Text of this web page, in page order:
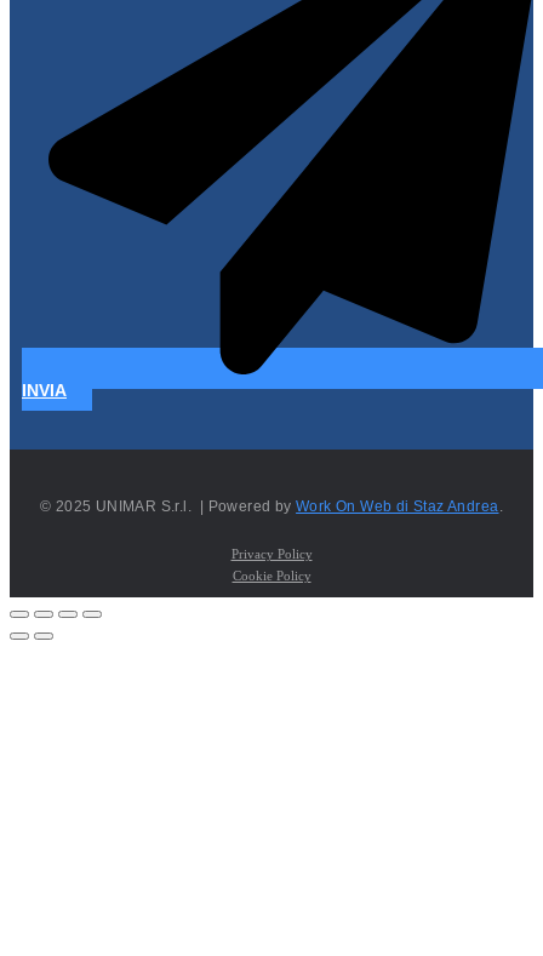
INVIA
© 2025 UNIMAR S.r.l. | Powered byWork On Web di Staz Andrea.
Privacy Policy
Cookie Policy